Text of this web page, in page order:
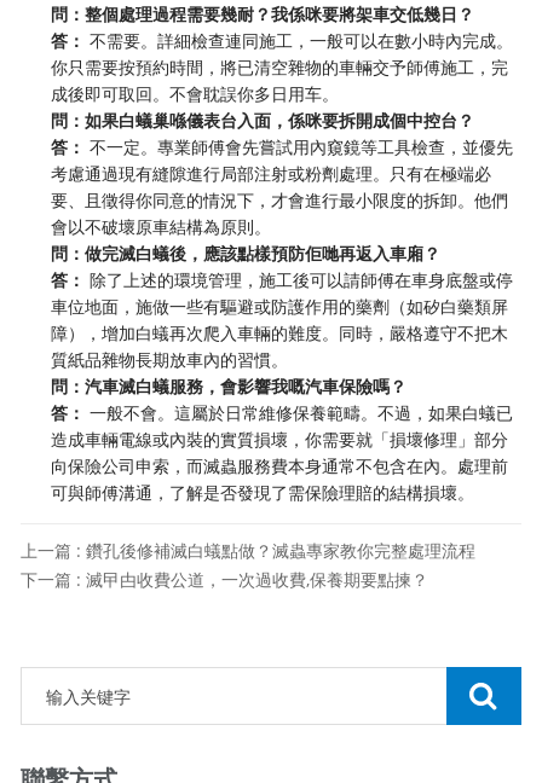
問：整個處理過程需要幾耐？我係咪要將架車交低幾日？
答： ​ 不需要。詳細檢查連同施工，一般可以在數小時內完成。
你只需要按預約時間，將已清空雜物的車輛交予師傅施工，完
成後即可取回。不會耽誤你多日用车。
問：如果白蟻巢喺儀表台入面，係咪要拆開成個中控台？
答： ​ 不一定。專業師傅會先嘗試用內窺鏡等工具檢查，並優先
考慮通過現有縫隙進行局部注射或粉劑處理。只有在極端必
要、且徵得你同意的情況下，才會進行最小限度的拆卸。他們
會以不破壞原車結構為原則。
問：做完滅白蟻後，應該點樣預防佢哋再返入車廂？
答： ​ 除了上述的環境管理，施工後可以請師傅在車身底盤或停
車位地面，施做一些有驅避或防護作用的藥劑（如矽白藥類屏
障），增加白蟻再次爬入車輛的難度。同時，嚴格遵守不把木
質紙品雜物長期放車內的習慣。
問：汽車滅白蟻服務，會影響我嘅汽車保險嗎？
答： ​ 一般不會。這屬於日常維修保養範疇。不過，如果白蟻已
造成車輛電線或內裝的實質損壞，你需要就「損壞修理」部分
向保險公司申索，而滅蟲服務費本身通常不包含在內。處理前
可與師傅溝通，了解是否發現了需保險理賠的結構損壞。
上一篇 : 鑽孔後修補滅白蟻點做？滅蟲專家教你完整處理流程
下一篇 : 滅曱甴收費公道，一次過收費,保養期要點揀？